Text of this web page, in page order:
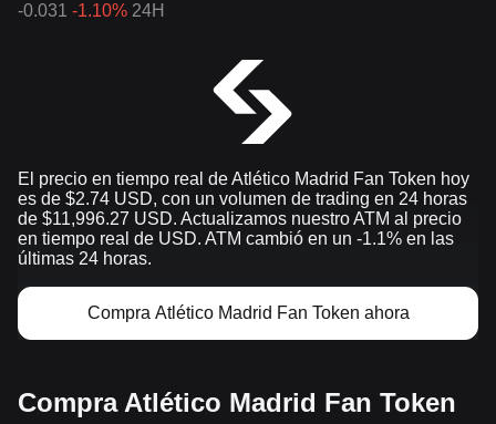
-0.031 -1.10% 24H
El precio en tiempo real de Atlético Madrid Fan Token hoy
es de $2.74 USD, con un volumen de trading en 24 horas
de $11,996.27 USD. Actualizamos nuestro ATM al precio
en tiempo real de USD. ATM cambió en un -1.1% en las
últimas 24 horas.
Compra Atlético Madrid Fan Token ahora
Compra Atlético Madrid Fan Token